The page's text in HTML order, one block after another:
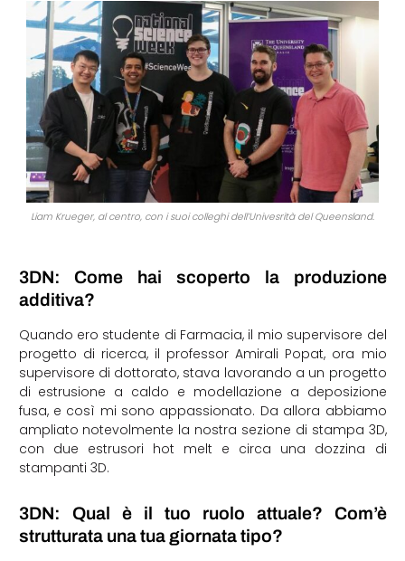
Liam Krueger, al centro, con i suoi colleghi dell’Univesrità del Queensland.
3DN: Come hai scoperto la produzione
additiva?
Quando ero studente di Farmacia, il mio supervisore del
progetto di ricerca, il professor Amirali Popat, ora mio
supervisore di dottorato, stava lavorando a un progetto
di estrusione a caldo e modellazione a deposizione
fusa, e così mi sono appassionato. Da allora abbiamo
ampliato notevolmente la nostra sezione di stampa 3D,
con due estrusori hot melt e circa una dozzina di
stampanti 3D.
3DN: Qual è il tuo ruolo attuale? Com’è
strutturata una tua giornata tipo?